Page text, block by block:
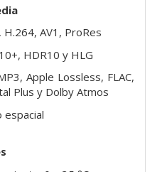
H.264, AV1, ProRes
HDR10 y HLG
Apple Lossless, FLAC,
Plus y Dolby Atmos
espacial